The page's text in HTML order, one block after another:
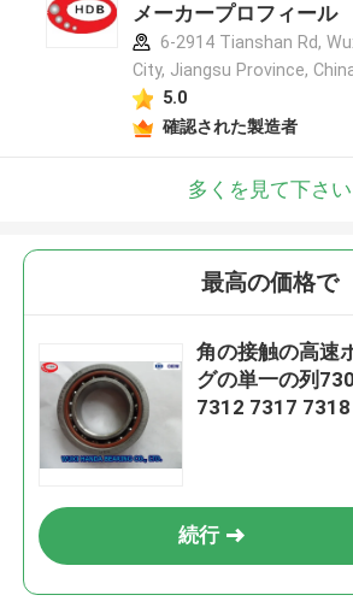
メーカープロフィール
6-2914 Tianshan Rd,
City, Jiangsu Province,
5.0
確認された製造者
多くを見て下さい
最高の価格で
角の接触の高速
グの単一の列
7312 7317 7318
続行